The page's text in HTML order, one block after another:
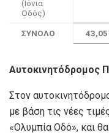
(Ιόνια
Οδός)
ΣΥΝΟΛΟ 43,05
Αυτοκινητόδρομος
Στον
με βάση τις νέες
«Ολυμπία Οδό», και